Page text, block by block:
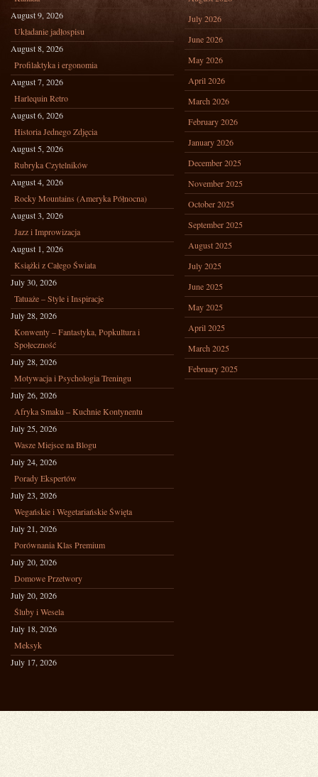
August 9, 2026
Układanie jadłospisu
August 8, 2026
Profilaktyka i ergonomia
August 7, 2026
Harlequin Retro
August 6, 2026
Historia Jednego Zdjęcia
August 5, 2026
Rubryka Czytelników
August 4, 2026
Rocky Mountains (Ameryka Północna)
August 3, 2026
Jazz i Improwizacja
August 1, 2026
Książki z Całego Świata
July 30, 2026
Tatuaże – Style i Inspiracje
July 28, 2026
Konwenty – Fantastyka, Popkultura i
Społeczność
July 28, 2026
Motywacja i Psychologia Treningu
July 26, 2026
Afryka Smaku – Kuchnie Kontynentu
July 25, 2026
Wasze Miejsce na Blogu
July 24, 2026
Porady Ekspertów
July 23, 2026
Wegańskie i Wegetariańskie Święta
July 21, 2026
Porównania Klas Premium
July 20, 2026
Domowe Przetwory
July 20, 2026
Śluby i Wesela
July 18, 2026
Meksyk
July 17, 2026
July 2026
June 2026
May 2026
April 2026
March 2026
February 2026
January 2026
December 2025
November 2025
October 2025
September 2025
August 2025
July 2025
June 2025
May 2025
April 2025
March 2025
February 2025